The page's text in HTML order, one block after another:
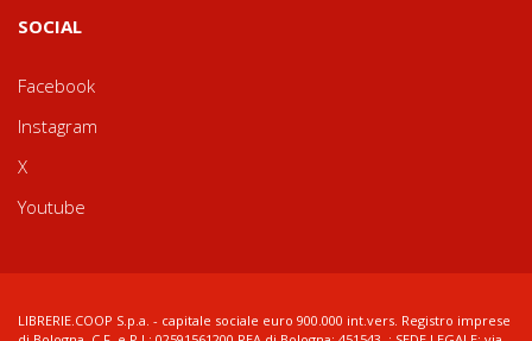
SOCIAL
Facebook
Instagram
X
Youtube
LIBRERIE.COOP S.p.a. - capitale sociale euro 900.000 int.vers. Registro imprese